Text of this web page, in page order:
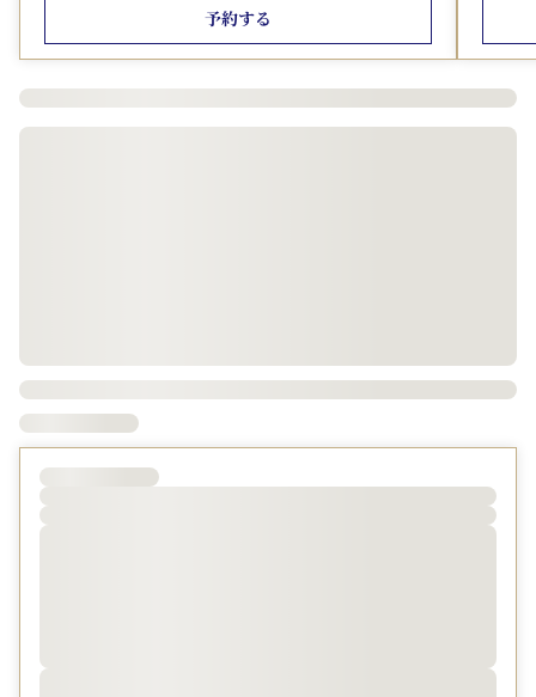
※宿泊税は別途現地払いをお願いいたします。
※オンラインカード決済予約の場合も宿泊税は現地払いを
お願いいたします。
＜駐車場のご案内＞
長さ5.0Ｍまで。
・優待料金：ご1泊につき2,200円(税込）
・優待時間：13時30分～翌11時30分（ご利用時間内の出
入庫が可能です）
②パークシティ24ｈ白川公園/③パークシティ24h水道町
（ホテルまで徒歩約5分）
たします。地図、規定料金等は
を参照願い
予約する